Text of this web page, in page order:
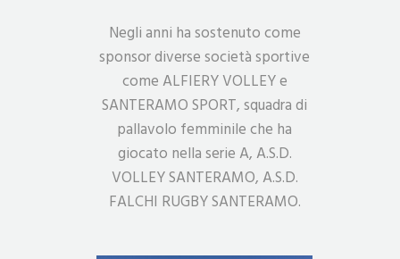
Negli anni ha sostenuto come
sponsor diverse società sportive
come ALFIERY VOLLEY e
SANTERAMO SPORT, squadra di
pallavolo femminile che ha
giocato nella serie A, A.S.D.
VOLLEY SANTERAMO, A.S.D.
FALCHI RUGBY SANTERAMO.